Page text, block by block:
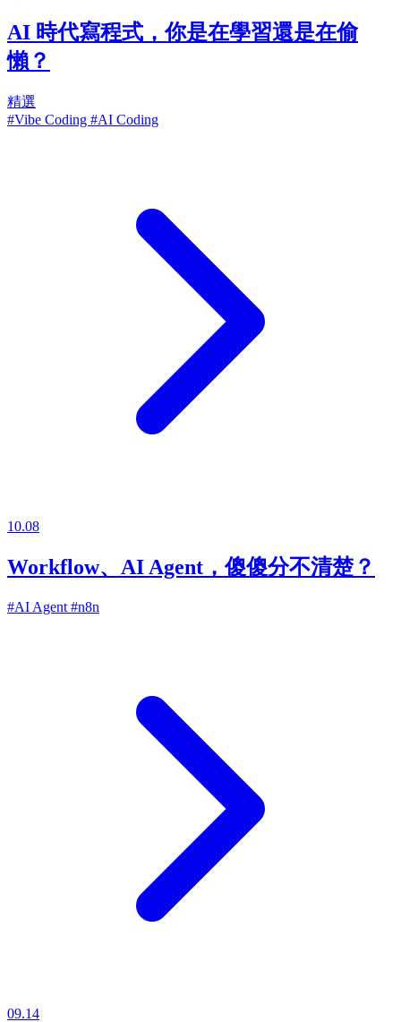
AI 時代寫程式，你是在學習還是在偷
懶？
精選
#Vibe Coding #AI Coding
10.08
Workflow、AI Agent，傻傻分不清楚？
#AI Agent #n8n
09.14